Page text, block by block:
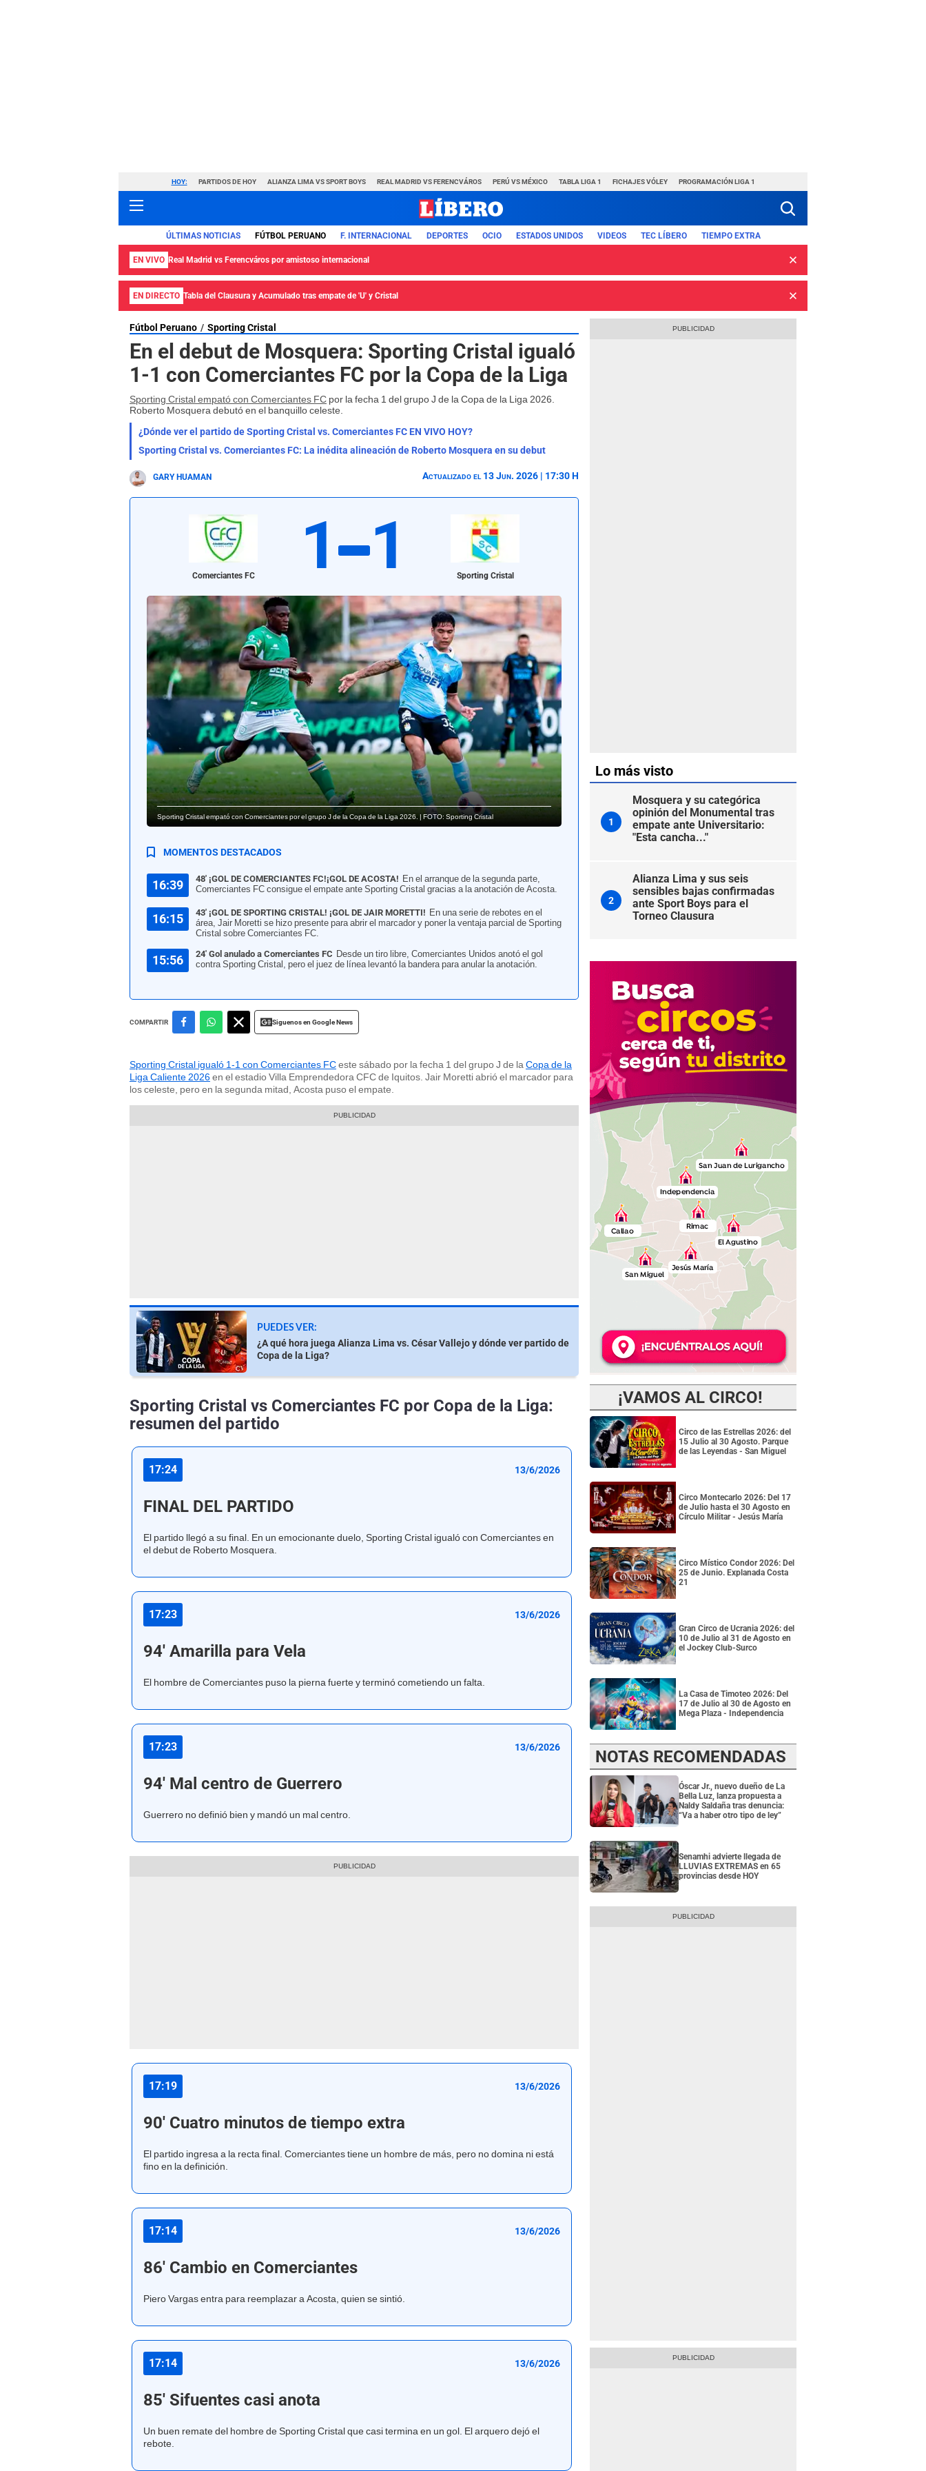
HOY: PARTIDOS DE HOY ALIANZA LIMA VS SPORT BOYS REAL MADRID VS FERENCVÁROS PERÚ VS MÉXICO TABLA LIGA 1 FICHAJES VÓLEY PROGRAMACIÓN LIGA 1
ÚLTIMAS NOTICIAS FÚTBOL PERUANO F. INTERNACIONAL DEPORTES OCIO ESTADOS UNIDOS VIDEOS TEC LÍBERO TIEMPO EXTRA
EN VIVO Real Madrid vs Ferencváros por amistoso internacional
EN DIRECTO Tabla del Clausura y Acumulado tras empate de 'U' y Cristal
Fútbol Peruano Sporting Cristal
En el debut de Mosquera: Sporting Cristal igualó
1-1 con Comerciantes FC por la Copa de la Liga
Sporting Cristal empató con Comerciantes FC por la fecha 1 del grupo J de la Copa de la Liga 2026.
Roberto Mosquera debutó en el banquillo celeste.
¿Dónde ver el partido de Sporting Cristal vs. Comerciantes FC EN VIVO HOY?
Sporting Cristal vs. Comerciantes FC: La inédita alineación de Roberto Mosquera en su debut
GARY HUAMAN Actualizado el 13 Jun. 2026 | 17:30 H
Comerciantes FC 1 1 Sporting Cristal
Sporting Cristal empató con Comerciantes por el grupo J de la Copa de la Liga 2026. | FOTO: Sporting Cristal
MOMENTOS DESTACADOS
16:39 48' ¡GOL DE COMERCIANTES FC!¡GOL DE ACOSTA! En el arranque de la segunda parte,
Comerciantes FC consigue el empate ante Sporting Cristal gracias a la anotación de Acosta.
16:15 43' ¡GOL DE SPORTING CRISTAL! ¡GOL DE JAIR MORETTI! En una serie de rebotes en el
área, Jair Moretti se hizo presente para abrir el marcador y poner la ventaja parcial de Sporting
Cristal sobre Comerciantes FC.
15:56 24' Gol anulado a Comerciantes FC Desde un tiro libre, Comerciantes Unidos anotó el gol
contra Sporting Cristal, pero el juez de línea levantó la bandera para anular la anotación.
COMPARTIR Siguenos en Google News
Sporting Cristal igualó 1-1 con Comerciantes FCeste sábado por la fecha 1 del grupo J de laCopa de la
Liga Caliente 2026en el estadio Villa Emprendedora CFC de Iquitos. Jair Moretti abrió el marcador para
los celeste, pero en la segunda mitad, Acosta puso el empate.
PUEDES VER:
¿A qué hora juega Alianza Lima vs. César Vallejo y dónde ver partido de
Copa de la Liga?
Sporting Cristal vs Comerciantes FC por Copa de la Liga:
resumen del partido
17:24 13/6/2026
FINAL DEL PARTIDO
El partido llegó a su final. En un emocionante duelo, Sporting Cristal igualó con Comerciantes en
el debut de Roberto Mosquera.
17:23 13/6/2026
94' Amarilla para Vela
El hombre de Comerciantes puso la pierna fuerte y terminó cometiendo un falta.
17:23 13/6/2026
94' Mal centro de Guerrero
Guerrero no definió bien y mandó un mal centro.
17:19 13/6/2026
90' Cuatro minutos de tiempo extra
El partido ingresa a la recta final. Comerciantes tiene un hombre de más, pero no domina ni está
fino en la definición.
17:14 13/6/2026
86' Cambio en Comerciantes
Piero Vargas entra para reemplazar a Acosta, quien se sintió.
17:14 13/6/2026
85' Sifuentes casi anota
Un buen remate del hombre de Sporting Cristal que casi termina en un gol. El arquero dejó el
rebote.
Lo más visto
1
Mosquera y su categórica
opinión del Monumental tras
empate ante Universitario:
"Esta cancha..."
2
Alianza Lima y sus seis
sensibles bajas confirmadas
ante Sport Boys para el
Torneo Clausura
¡VAMOS AL CIRCO!
Circo de las Estrellas 2026: del
15 Julio al 30 Agosto. Parque
de las Leyendas - San Miguel
Circo Montecarlo 2026: Del 17
de Julio hasta el 30 Agosto en
Círculo Militar - Jesús María
Circo Místico Condor 2026: Del
25 de Junio. Explanada Costa
21
Gran Circo de Ucrania 2026: del
10 de Julio al 31 de Agosto en
el Jockey Club-Surco
La Casa de Timoteo 2026: Del
17 de Julio al 30 de Agosto en
Mega Plaza - Independencia
NOTAS RECOMENDADAS
Óscar Jr., nuevo dueño de La
Bella Luz, lanza propuesta a
Naldy Saldaña tras denuncia:
“Va a haber otro tipo de ley”
Senamhi advierte llegada de
LLUVIAS EXTREMAS en 65
provincias desde HOY